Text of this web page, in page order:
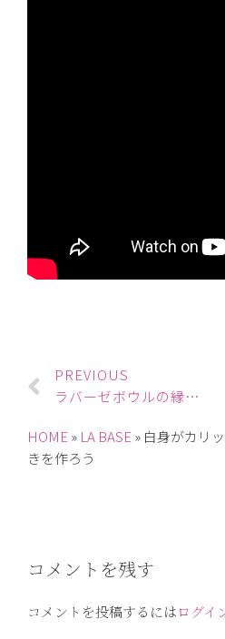
PREVIOUS
ラバーゼボウルの縁の秘密
HOME» LA BASE» 白身がカリ
きを作ろう
コメントを残す
コメントを投稿するにはログイ